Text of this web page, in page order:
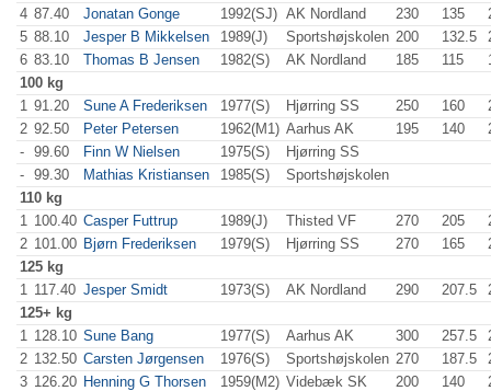
4 87.40 Jonatan Gonge 1992(SJ) AK Nordland 230 135
5 88.10 Jesper B Mikkelsen 1989(J) Sportshøjskolen 200 132.5
6 83.10 Thomas B Jensen 1982(S) AK Nordland 185 115
100 kg
1 91.20 Sune A Frederiksen 1977(S) Hjørring SS 250 160
2 92.50 Peter Petersen 1962(M1) Aarhus AK 195 140
- 99.60 Finn W Nielsen 1975(S)
Hjørring SS
- 99.30 Mathias Kristiansen 1985(S)
Sportshøjskolen
110 kg
1 100.40 Casper Futtrup 1989(J) Thisted VF 270 205
2 101.00 Bjørn Frederiksen 1979(S) Hjørring SS 270 165
125 kg
1 117.40 Jesper Smidt 1973(S) AK Nordland 290 207.5
125+ kg
1 128.10 Sune Bang 1977(S) Aarhus AK 300 257.5
2 132.50 Carsten Jørgensen 1976(S) Sportshøjskolen 270 187.5
3 126.20 Henning G Thorsen 1959(M2) Videbæk SK 200 140